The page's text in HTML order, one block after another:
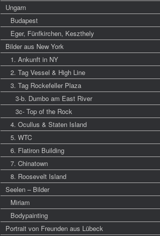
Ungarn
Budapest
Eger, Fünfkirchen, Keszthely
Bilder aus New York
1. Ankunft in NY
2. Tag Vessel & High Line
3. Tag Rockefeller Plaza
3-b. Dumbo am East River
3c- Top of the Rock
4. Ocullus & Staten Island
5. WTC
6. Flatiron Building
7. Chinatown
8. Roosevelt Island
Seelen – Bilder
Miriam
Bodypainting
Portrait von Freunden aus Lübeck